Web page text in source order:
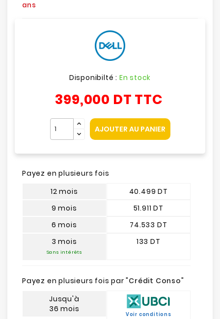
ans
Disponibilté : En stock
399,000 DT TTC
AJOUTER AU PANIER
Payez en plusieurs fois
12 mois
9 mois
6 mois
3 mois
Sans intérêts
40.499 DT
51.911 DT
74.533 DT
133 DT
Payez en plusieurs fois par "Crédit Conso"
Jusqu'à
36 mois
Voir conditions